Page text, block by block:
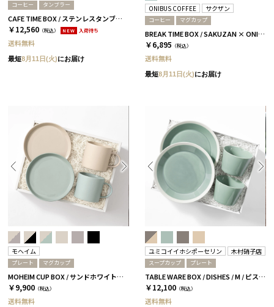
コーヒー タンブラー
CAFE TIME BOX / ステンレスタンブラー+コーヒー / DUO / ソルト＆チャコール
￥12,560 （税込） NEW 入荷待ち
送料無料
最短8月11日(火)にお届け
ONIBUS COFFEE サクザン
コーヒー マグカップ
BREAK TIME BOX / SAKUZAN × ONIBUS COFFEE スカイブルー＆アクアブルー
￥6,895 （税込）
送料無料
最短8月11日(火)にお届け
モヘイム
プレート マグカップ
MOHEIM CUP BOX / サンドホワイト＆ライトブルー［モヘイム］
￥9,900 （税込）
送料無料
ユミコイイホシポーセリン 木村硝子店
スープカップ プレート
TABLE WARE BOX / DISHES / M / ピスタチオグリーン［イイホシユミコ×木村硝子店］
￥12,100 （税込）
送料無料